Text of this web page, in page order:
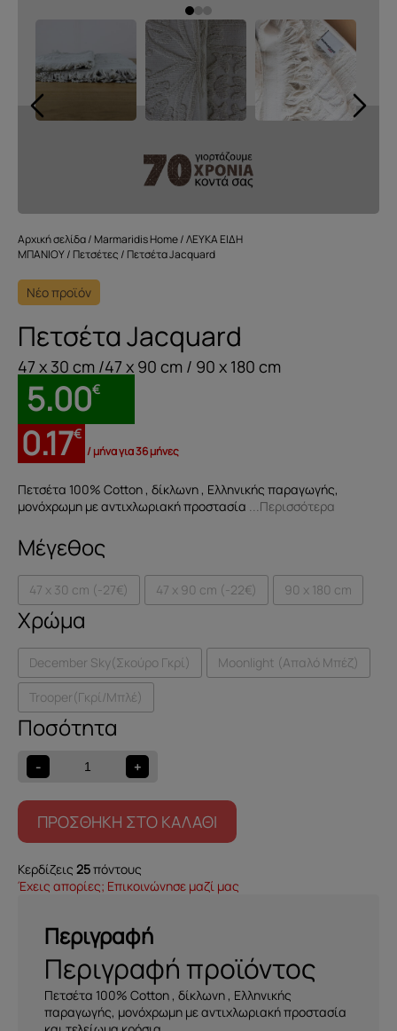
Αρχική σελίδα/ Marmaridis Home/ΛΕΥΚΑ ΕΙΔΗ
ΜΠΑΝΙΟΥ/ Πετσέτες / Πετσέτα Jacquard
Νέο προϊόν
Πετσέτα Jacquard
47 x 30 cm /47 x 90 cm / 90 x 180 cm
5.00€
0.17€
/ μήνα για 36 μήνες
Πετσέτα 100% Cotton , δίκλωνη , Ελληνικής παραγωγής,
μονόχρωμη με αντιχλωριακή προστασία ...Περισσότερα
Μέγεθος
47 x 30 cm (-27€) 47 x 90 cm (-22€) 90 x 180 cm
Χρώμα
December Sky(Σκούρο Γκρί) Moonlight (Απαλό Μπέζ)
Trooper(Γκρί/Μπλέ)
-
Πετσέτα
Jacquard
ποσότητα
+
ΠΡΟΣΘΉΚΗ ΣΤΟ ΚΑΛΆΘΙ
Κερδίζεις 25πόντους
Έχεις απορίες; Επικοινώνησε μαζί μας
Περιγραφή
Περιγραφή προϊόντος
Πετσέτα 100% Cotton , δίκλωνη , Ελληνικής
παραγωγής, μονόχρωμη με αντιχλωριακή προστασία